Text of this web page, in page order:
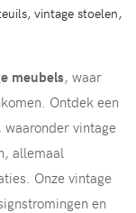
vintage stoelen,
meubels, waar
Ontdek een
vintage
allemaal
Onze vintage
en